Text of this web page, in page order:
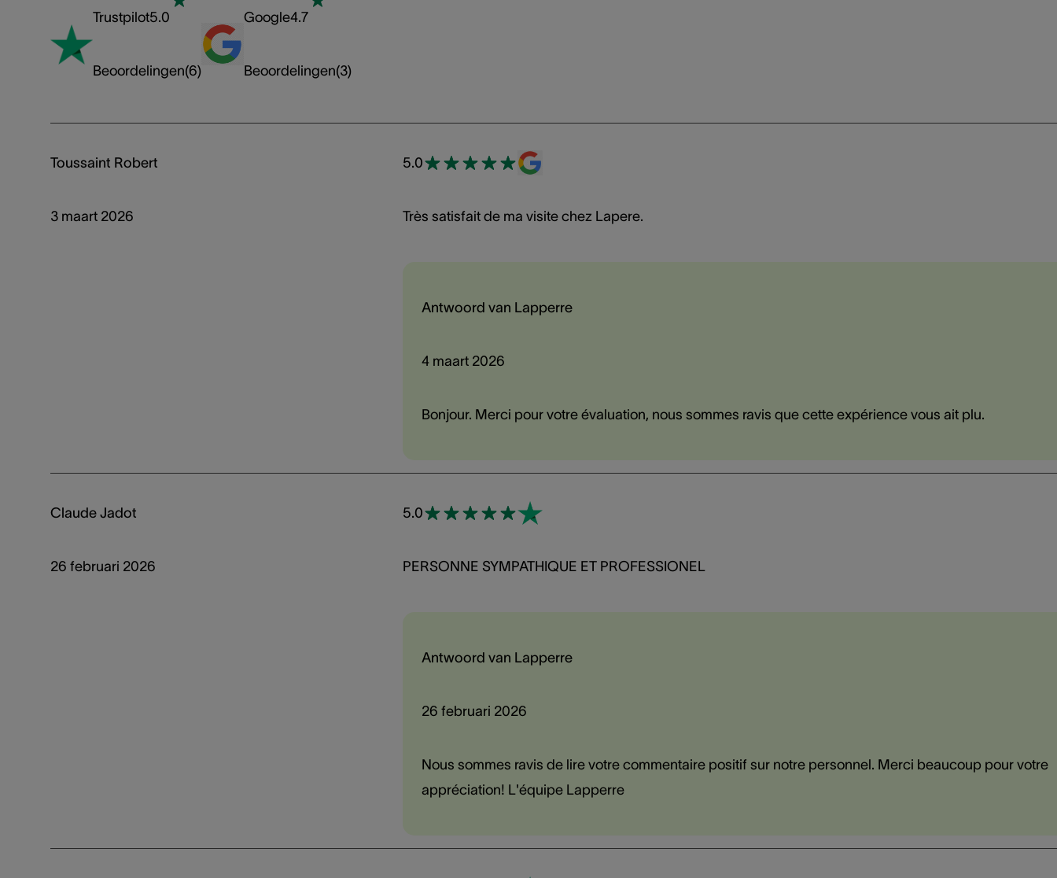
Trustpilot5.0
Beoordelingen(6)
Google4.7
Beoordelingen(3)
Toussaint Robert
3 maart 2026
5.0
Très satisfait de ma visite chez Lapere.
Antwoord van Lapperre
4 maart 2026
Bonjour. Merci pour votre évaluation, nous sommes ravis que cette expérience vous ait plu.
Claude Jadot
26 februari 2026
5.0
PERSONNE SYMPATHIQUE ET PROFESSIONEL
Antwoord van Lapperre
26 februari 2026
Nous sommes ravis de lire votre commentaire positif sur notre personnel. Merci beaucoup pour votre
appréciation! L'équipe Lapperre